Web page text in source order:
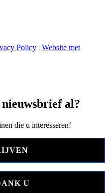
Policy
Website met
al?
die u interesseren!
U